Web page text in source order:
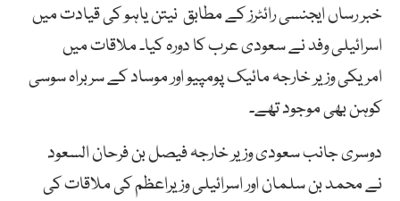
خبر رساں ایجنسی رائٹرز کے مطابق نیتن یاہو کی قیادت میں
اسرائیلی وفد نے سعودی عرب کا دورہ کیا۔ ملاقات میں
امریکی وزیر خارجہ مائیک پومپیو اور موساد کے سربراہ سوسی
کوہن بھی موجود تھے۔
دوسری جانب سعودی وزیر خارجہ فیصل بن فرحان السعود
نے محمد بن سلمان اور اسرائیلی وزیراعظم کی ملاقات کی